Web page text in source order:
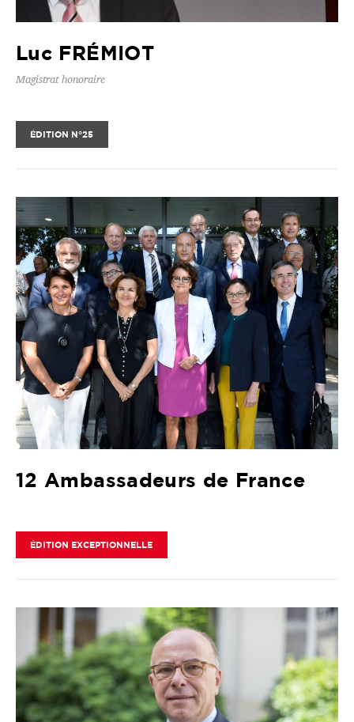
Luc FRÉMIOT
Magistrat honoraire
ÉDITION N°25
12 Ambassadeurs de France
ÉDITION EXCEPTIONNELLE